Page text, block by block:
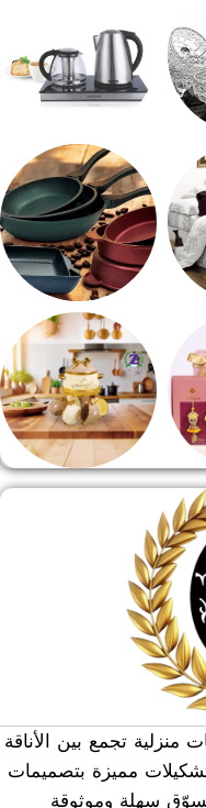
ادوات كهربائية
مقلايه وطاجن
تجمع بين الأناقة
مميزة بتصميمات
سهلة وموثوقة